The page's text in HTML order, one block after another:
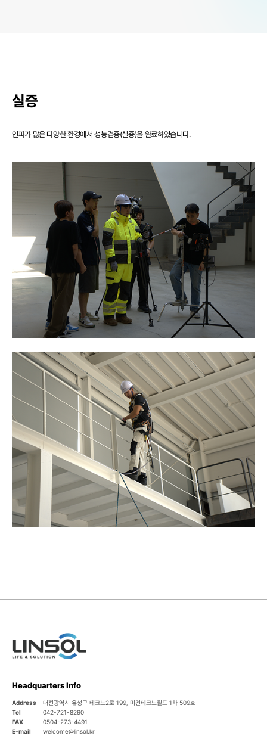
실증
인파가 많은 다양한 환경에서 성능검증(실증)을 완료하였습니다.
Headquarters Info
Address
대전광역시 유성구 테크노2로 199, 미건테크노월드 1차 509호
Tel
042-721-8290
FAX
0504-273-4491
E-mail
welcome@linsol.kr